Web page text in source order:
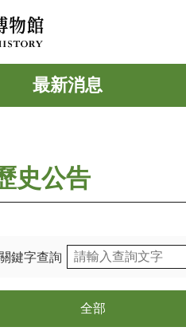
最新消息
史公告
關鍵字查詢
全部